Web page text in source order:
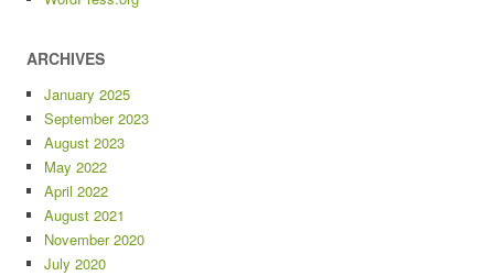
ARCHIVES
January 2025
September 2023
August 2023
May 2022
April 2022
August 2021
November 2020
July 2020